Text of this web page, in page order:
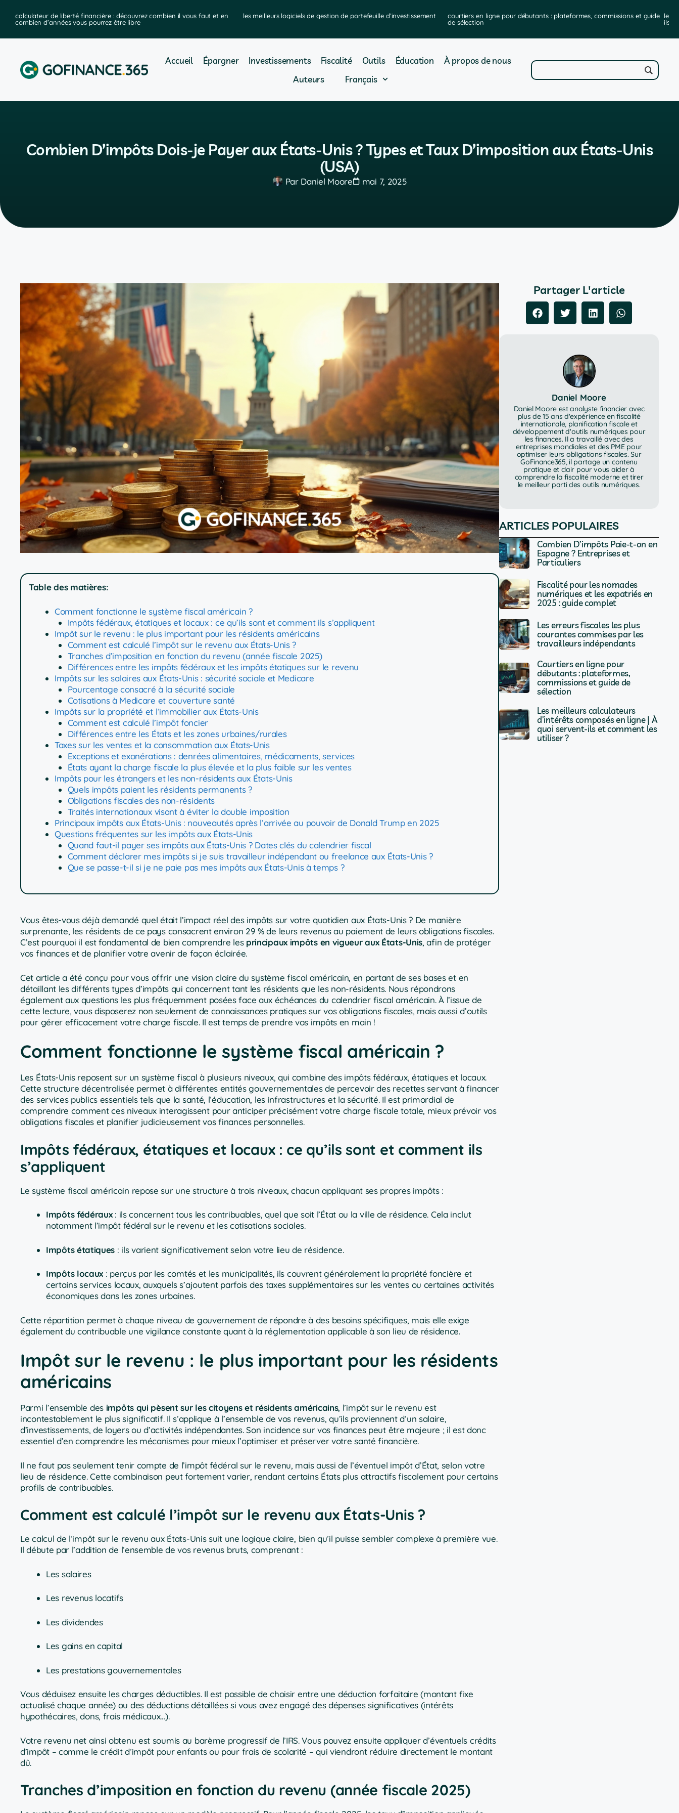
calculateur de liberté financière : découvrez combien il vous faut et en
combien d’années vous pourrez être libre
les meilleurs logiciels de gestion de portefeuille d’investissement
courtiers en ligne pour débutants : plateformes, commissions et guide
de sélection
les
ils
Accueil Épargner Investissements Fiscalité Outils Éducation
À propos de nous
Auteurs
Français
Combien D’impôts Dois-je Payer aux États-Unis ? Types et Taux D’imposition aux États-Unis
(USA)
ParDaniel Moore mai 7, 2025
Table des matières:
Comment fonctionne le système fiscal américain ?
Impôts fédéraux, étatiques et locaux : ce qu’ils sont et comment ils s’appliquent
Impôt sur le revenu : le plus important pour les résidents américains
Comment est calculé l’impôt sur le revenu aux États-Unis ?
Tranches d’imposition en fonction du revenu (année fiscale 2025)
Différences entre les impôts fédéraux et les impôts étatiques sur le revenu
Impôts sur les salaires aux États-Unis : sécurité sociale et Medicare
Pourcentage consacré à la sécurité sociale
Cotisations à Medicare et couverture santé
Impôts sur la propriété et l’immobilier aux États-Unis
Comment est calculé l’impôt foncier
Différences entre les États et les zones urbaines/rurales
Taxes sur les ventes et la consommation aux États-Unis
Exceptions et exonérations : denrées alimentaires, médicaments, services
États ayant la charge fiscale la plus élevée et la plus faible sur les ventes
Impôts pour les étrangers et les non-résidents aux États-Unis
Quels impôts paient les résidents permanents ?
Obligations fiscales des non-résidents
Traités internationaux visant à éviter la double imposition
Principaux impôts aux États-Unis : nouveautés après l’arrivée au pouvoir de Donald Trump en 2025
Questions fréquentes sur les impôts aux États-Unis
Quand faut-il payer ses impôts aux États-Unis ? Dates clés du calendrier fiscal
Comment déclarer mes impôts si je suis travailleur indépendant ou freelance aux États-Unis ?
Que se passe-t-il si je ne paie pas mes impôts aux États-Unis à temps ?
Vous êtes-vous déjà demandé quel était l’impact réel des impôts sur votre quotidien aux États-Unis ? De manière
surprenante, les résidents de ce pays consacrent environ 29 % de leurs revenus au paiement de leurs obligations fiscales.
C’est pourquoi il est fondamental de bien comprendre les principaux impôts en vigueur aux États-Unis, afin de protéger
vos finances et de planifier votre avenir de façon éclairée.
Cet article a été conçu pour vous offrir une vision claire du système fiscal américain, en partant de ses bases et en
détaillant les différents types d’impôts qui concernent tant les résidents que les non-résidents. Nous répondrons
également aux questions les plus fréquemment posées face aux échéances du calendrier fiscal américain. À l’issue de
cette lecture, vous disposerez non seulement de connaissances pratiques sur vos obligations fiscales, mais aussi d’outils
pour gérer efficacement votre charge fiscale. Il est temps de prendre vos impôts en main !
Comment fonctionne le système fiscal américain ?
Les États-Unis reposent sur un système fiscal à plusieurs niveaux, qui combine des impôts fédéraux, étatiques et locaux.
Cette structure décentralisée permet à différentes entités gouvernementales de percevoir des recettes servant à financer
des services publics essentiels tels que la santé, l’éducation, les infrastructures et la sécurité. Il est primordial de
comprendre comment ces niveaux interagissent pour anticiper précisément votre charge fiscale totale, mieux prévoir vos
obligations fiscales et planifier judicieusement vos finances personnelles.
Impôts fédéraux, étatiques et locaux : ce qu’ils sont et comment ils
s’appliquent
Le système fiscal américain repose sur une structure à trois niveaux, chacun appliquant ses propres impôts :
Impôts fédéraux: ils concernent tous les contribuables, quel que soit l’État ou la ville de résidence. Cela inclut
notamment l’impôt fédéral sur le revenu et les cotisations sociales.
Impôts étatiques : ils varient significativement selon votre lieu de résidence.
Impôts locaux : perçus par les comtés et les municipalités, ils couvrent généralement la propriété foncière et
certains services locaux, auxquels s’ajoutent parfois des taxes supplémentaires sur les ventes ou certaines activités
économiques dans les zones urbaines.
Cette répartition permet à chaque niveau de gouvernement de répondre à des besoins spécifiques, mais elle exige
également du contribuable une vigilance constante quant à la réglementation applicable à son lieu de résidence.
Impôt sur le revenu : le plus important pour les résidents
américains
Parmi l’ensemble des impôts qui pèsent sur les citoyens et résidents américains, l’impôt sur le revenu est
incontestablement le plus significatif. Il s’applique à l’ensemble de vos revenus, qu’ils proviennent d’un salaire,
d’investissements, de loyers ou d’activités indépendantes. Son incidence sur vos finances peut être majeure ; il est donc
essentiel d’en comprendre les mécanismes pour mieux l’optimiser et préserver votre santé financière.
Il ne faut pas seulement tenir compte de l’impôt fédéral sur le revenu, mais aussi de l’éventuel impôt d’État, selon votre
lieu de résidence. Cette combinaison peut fortement varier, rendant certains États plus attractifs fiscalement pour certains
profils de contribuables.
Comment est calculé l’impôt sur le revenu aux États-Unis ?
Le calcul de l’impôt sur le revenu aux États-Unis suit une logique claire, bien qu’il puisse sembler complexe à première vue.
Il débute par l’addition de l’ensemble de vos revenus bruts, comprenant :
Les salaires
Les revenus locatifs
Les dividendes
Les gains en capital
Les prestations gouvernementales
Vous déduisez ensuite les charges déductibles. Il est possible de choisir entre une déduction forfaitaire (montant fixe
actualisé chaque année) ou des déductions détaillées si vous avez engagé des dépenses significatives (intérêts
hypothécaires, dons, frais médicaux…).
Votre revenu net ainsi obtenu est soumis au barème progressif de l’IRS. Vous pouvez ensuite appliquer d’éventuels crédits
d’impôt – comme le crédit d’impôt pour enfants ou pour frais de scolarité – qui viendront réduire directement le montant
dû.
Tranches d’imposition en fonction du revenu (année fiscale 2025)
Partager L'article
Daniel Moore
Daniel Moore est analyste financier avec
plus de 15 ans d'expérience en fiscalité
internationale, planification fiscale et
développement d'outils numériques pour
les finances. Il a travaillé avec des
entreprises mondiales et des PME pour
optimiser leurs obligations fiscales. Sur
GoFinance365, il partage un contenu
pratique et clair pour vous aider à
comprendre la fiscalité moderne et tirer
le meilleur parti des outils numériques.
ARTICLES POPULAIRES
Combien D’impôts Paie-t-on en
Espagne ? Entreprises et
Particuliers
Fiscalité pour les nomades
numériques et les expatriés en
2025 : guide complet
Les erreurs fiscales les plus
courantes commises par les
travailleurs indépendants
Courtiers en ligne pour
débutants : plateformes,
commissions et guide de
sélection
Les meilleurs calculateurs
d’intérêts composés en ligne | À
quoi servent-ils et comment les
utiliser ?